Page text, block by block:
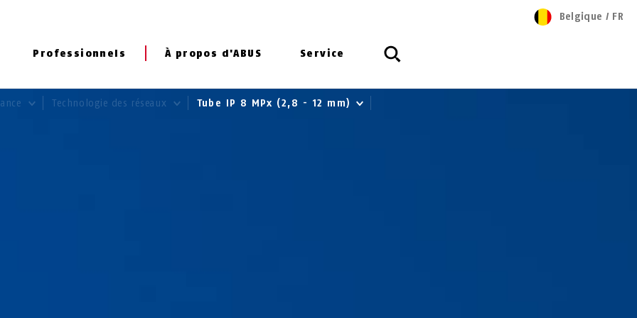
Professionnels À propos d'ABUS Service
Belgique / FR
Technologie des réseaux Tube IP 8 MPx (2,8 - 12 mm)